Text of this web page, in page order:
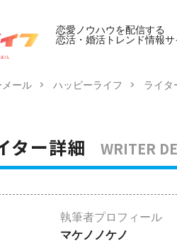
恋愛ノウハウを配信する
恋活・婚活トレンド情報サ
ール ハッピーライフ ライタ
ター詳細 WRITER
執筆者プロフィール
マケノノケノ